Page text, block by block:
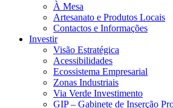
À Mesa
Artesanato e Produtos Locais
Contactos e Informações
Investir
Visão Estratégica
Acessibilidades
Ecossistema Empresarial
Zonas Industriais
Via Verde Investimento
GIP – Gabinete de Inserção